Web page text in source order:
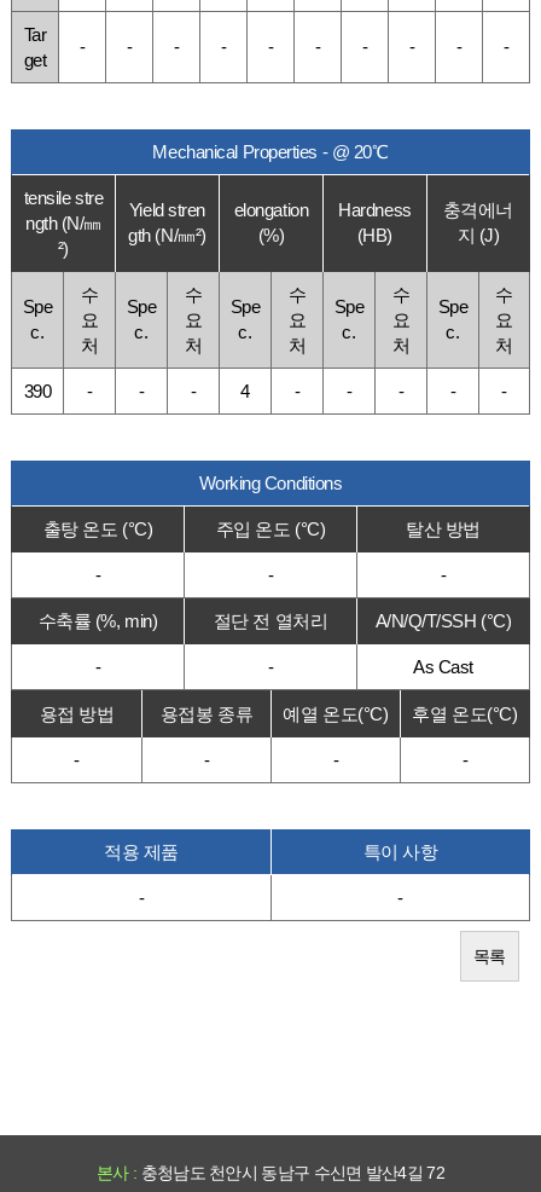
Tar
get
- - - - - - - - - -
Mechanical Properties - @ 20℃
tensile stre
ngth (N/㎜
²)
Yield stren
gth (N/㎜²)
elongation
(%)
Hardness
(HB)
충격에너
지 (J)
Spe
c.
수
요
처
Spe
c.
수
요
처
Spe
c.
수
요
처
Spe
c.
수
요
처
Spe
c.
수
요
처
390 - - - 4 - - - - -
Working Conditions
출탕 온도 (°C) 주입 온도 (°C) 탈산 방법
- - -
수축률 (%, min) 절단 전 열처리 A/N/Q/T/SSH (°C)
- - As Cast
용접 방법 용접봉 종류 예열 온도(°C) 후열 온도(°C)
- - - -
적용 제품 특이 사항
- -
목록
본사 : 충청남도 천안시 동남구 수신면 발산4길 72